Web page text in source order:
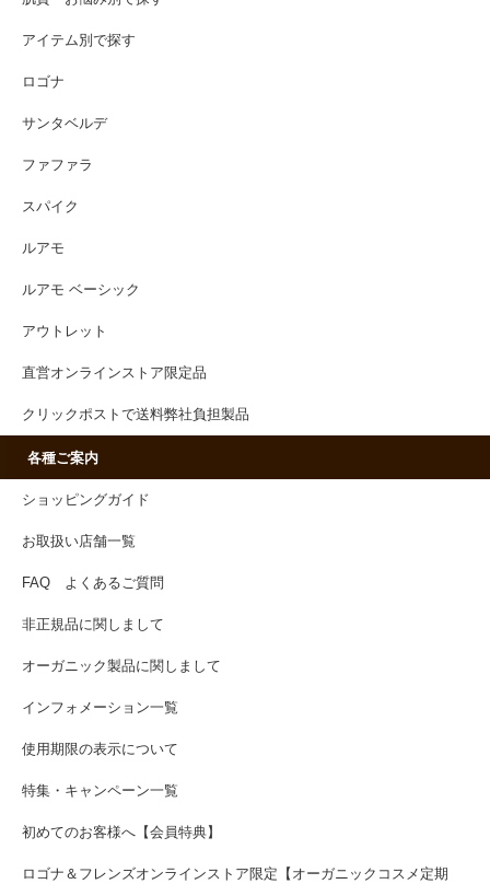
アイテム別で探す
ロゴナ
サンタベルデ
ファファラ
スパイク
ルアモ
ルアモ ベーシック
アウトレット
直営オンラインストア限定品
クリックポストで送料弊社負担製品
各種ご案内
ショッピングガイド
お取扱い店舗一覧
FAQ よくあるご質問
非正規品に関しまして
オーガニック製品に関しまして
インフォメーション一覧
使用期限の表示について
特集・キャンペーン一覧
初めてのお客様へ【会員特典】
ロゴナ＆フレンズオンラインストア限定【オーガニックコスメ定期